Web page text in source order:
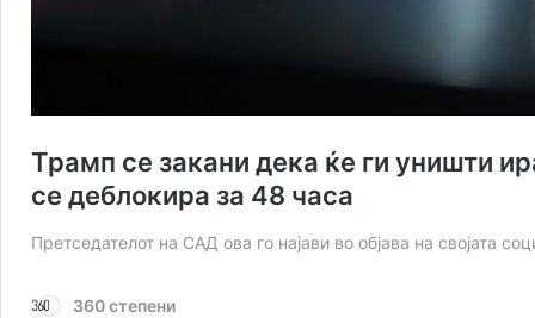
Трамп се закани дека ќе ги уништи
се деблокира за 48 часа
Претседателот на САД ова го најави во објава на својата
360 степени